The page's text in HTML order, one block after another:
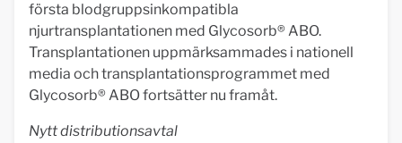
första blodgruppsinkompatibla
njurtransplantationen med Glycosorb® ABO.
Transplantationen uppmärksammades i nationell
media och transplantationsprogrammet med
Glycosorb® ABO fortsätter nu framåt.
Nytt distributionsavtal